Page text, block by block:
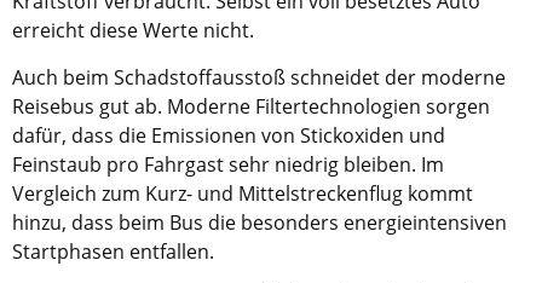
erreicht diese Werte nicht.
Auch beim Schadstoffausstoß schneidet der moderne
Reisebus gut ab. Moderne Filtertechnologien sorgen
dafür, dass die Emissionen von Stickoxiden und
Feinstaub pro Fahrgast sehr niedrig bleiben. Im
Vergleich zum Kurz- und Mittelstreckenflug kommt
hinzu, dass beim Bus die besonders energieintensiven
Startphasen entfallen.